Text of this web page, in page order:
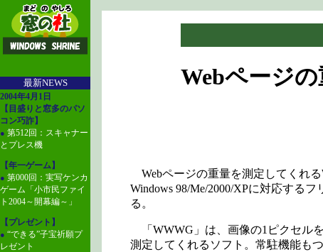
最新NEWS
2004年4月1日
【目盛りと窓多のパソ
コン巧詐】
● 第512回：スキャナー
とプレス機
【年一ゲーム】
● 第000回：実写ケンカ
ゲーム「小市民ファイ
ト2004～開幕編～」
【プレゼント】
● “できる”子宝祈願プ
レゼント
Webページ
Webページの重量を測定してくれる
Windows 98/Me/2000/XPに対応する
る。
「WWWG」は、画像の1ピクセル
測定してくれるソフト。常駐機能も